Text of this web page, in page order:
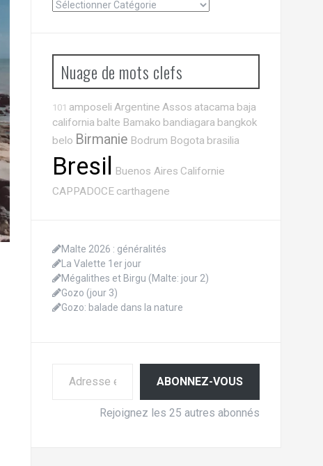
Nuage de mots clefs
101 amposeli Argentine Assos atacama baja
california balte Bamako bandiagara bangkok
belo Birmanie Bodrum Bogota brasilia
Bresil Buenos Aires Californie
CAPPADOCE carthagene
Malte 2026 : généralités
La Valette 1er jour
Mégalithes et Birgu (Malte: jour 2)
Gozo (jour 3)
Gozo: balade dans la nature
ABONNEZ-VOUS
Rejoignez les 25 autres abonnés